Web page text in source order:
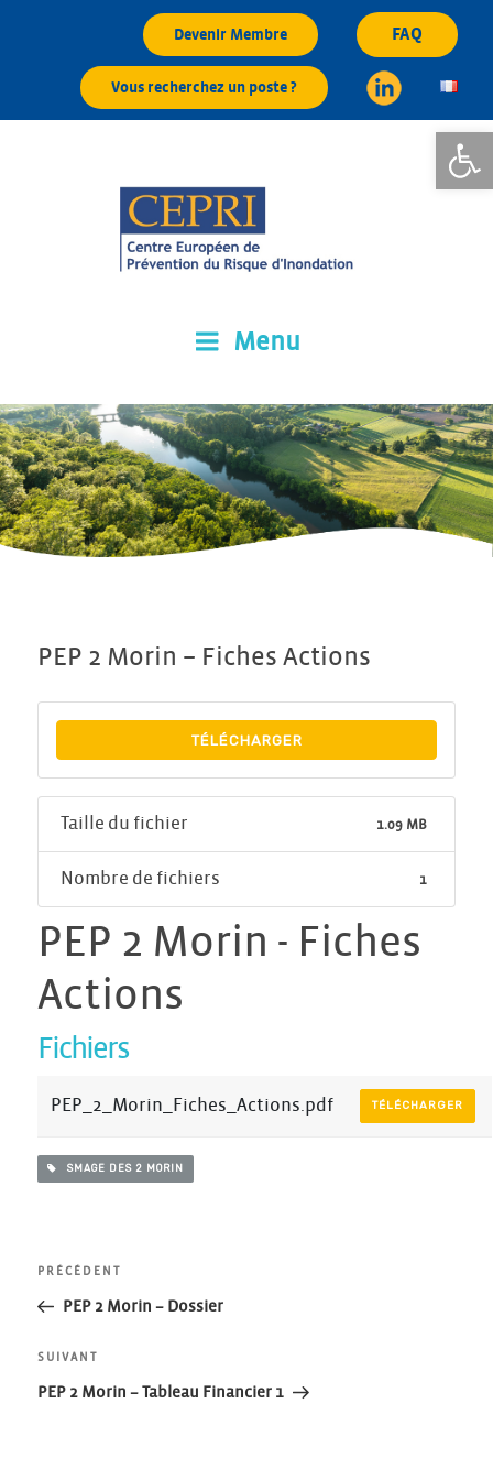
Ouvrir
Devenir Membre FAQ
Vous recherchez un poste ?
Menu
PEP 2 Morin – Fiches Actions
TÉLÉCHARGER
Taille du fichier 1.09 MB
Nombre de fichiers 1
PEP 2 Morin - Fiches
Actions
Fichiers
PEP_2_Morin_Fiches_Actions.pdf TÉLÉCHARGER
SMAGE DES 2 MORIN
Navigation
l’article
Article
précédent
PRÉCÉDENT
PEP 2 Morin – Dossier
Article
suivant
SUIVANT
PEP 2 Morin – Tableau Financier 1